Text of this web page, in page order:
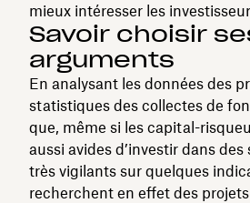
mieux intéresser les
Savoir choisir
arguments
En analysant les données des
statistiques des collectes de
que, même si les capital-
aussi avides d’investir dans
très vigilants sur quelques
recherchent en effet des